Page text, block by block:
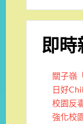
即
關子嶺
日好
校園反
強化校